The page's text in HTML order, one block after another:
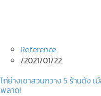
Reference
/2021/01/22
ไก่ย่างเขาสวนกวาง 5 ร้านดัง
พลาด!